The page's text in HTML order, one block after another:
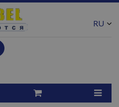
RU